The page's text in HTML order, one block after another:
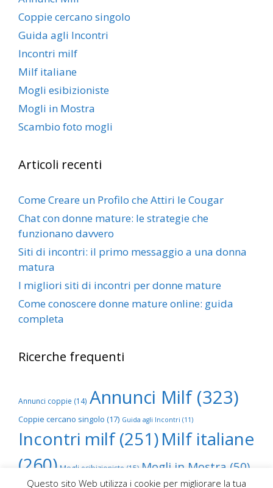
Coppie cercano singolo
Guida agli Incontri
Incontri milf
Milf italiane
Mogli esibizioniste
Mogli in Mostra
Scambio foto mogli
Articoli recenti
Come Creare un Profilo che Attiri le Cougar
Chat con donne mature: le strategie che
funzionano davvero
Siti di incontri: il primo messaggio a una donna
matura
I migliori siti di incontri per donne mature
Come conoscere donne mature online: guida
completa
Ricerche frequenti
Annunci coppie (14) Annunci Milf(323)
Coppie cercano singolo (17) Guida agli Incontri (11)
Incontri milf(251)Milf italiane
(260) Mogli esibizioniste (15) Mogli in Mostra (50)
Questo sito Web utilizza i cookie per migliorare la tua